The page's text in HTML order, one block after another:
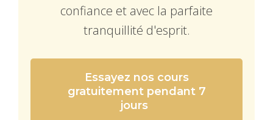
confiance et avec la parfaite
tranquillité d'esprit.
Essayez nos cours
gratuitement pendant 7
jours